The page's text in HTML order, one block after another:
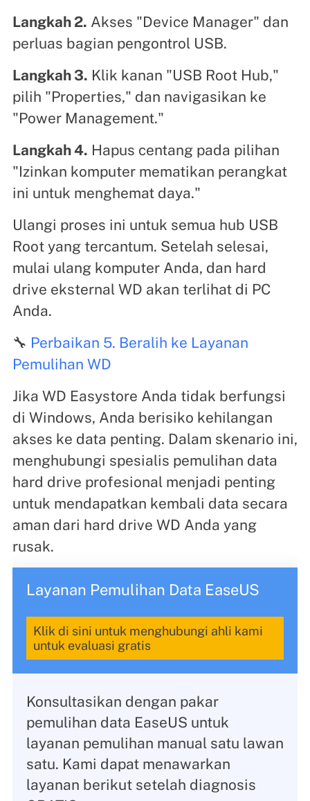
Langkah 2. Akses "Device Manager" dan
perluas bagian pengontrol USB.
Langkah 3. Klik kanan "USB Root Hub,"
pilih "Properties," dan navigasikan ke
"Power Management."
Langkah 4. Hapus centang pada pilihan
"Izinkan komputer mematikan perangkat
ini untuk menghemat daya."
Ulangi proses ini untuk semua hub USB
Root yang tercantum. Setelah selesai,
mulai ulang komputer Anda, dan hard
drive eksternal WD akan terlihat di PC
Anda.
🔧 Perbaikan 5. Beralih ke Layanan
Pemulihan WD
Jika WD Easystore Anda tidak berfungsi
di Windows, Anda berisiko kehilangan
akses ke data penting. Dalam skenario ini,
menghubungi spesialis pemulihan data
hard drive profesional menjadi penting
untuk mendapatkan kembali data secara
aman dari hard drive WD Anda yang
rusak.
Layanan Pemulihan Data EaseUS
Klik di sini untuk menghubungi ahli kami
untuk evaluasi gratis
Konsultasikan dengan pakar
pemulihan data EaseUS untuk
layanan pemulihan manual satu lawan
satu. Kami dapat menawarkan
layanan berikut setelah diagnosis